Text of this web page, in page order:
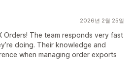
2026년 2월 25일
Orders! The team responds very fast
doing. Their knowledge and
when managing order exports